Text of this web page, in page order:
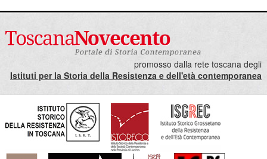
promosso dalla rete toscana degli
Istituti per la Storia della Resistenza e dell'età contemporanea